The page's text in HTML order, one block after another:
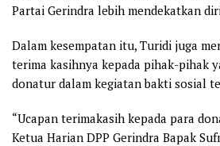
Partai Gerindra lebih mendekatkan
Dalam kesempatan itu, Turidi juga
terima kasihnya kepada pihak-pihak
donatur dalam kegiatan bakti sosial
“Ucapan terimakasih kepada para
Ketua Harian DPP Gerindra Bapak